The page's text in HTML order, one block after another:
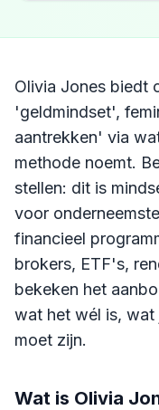
Olivia Jones biedt
'geldmindset',
aantrekken' via
methode noemt.
stellen: dit is
voor
financieel
brokers, ETF's,
bekeken het
wat het wél is, wat
moet zijn.
Wat is Olivia